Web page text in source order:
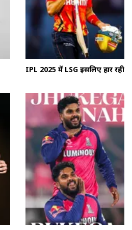
IPL 2025 में LSG इसलिए हार रही